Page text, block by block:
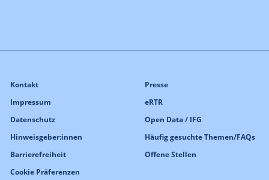
Kontakt
Impressum
Datenschutz
Hinweisgeber:innen
Barrierefreiheit
Cookie Präferenzen
Presse
eRTR
Open Data / IFG
Häufig gesuchte Themen/FAQs
Offene Stellen